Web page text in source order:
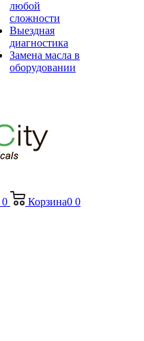
любой
сложности
Выездная
диагностика
Замена масла в
оборудовании
0 Корзина0 0